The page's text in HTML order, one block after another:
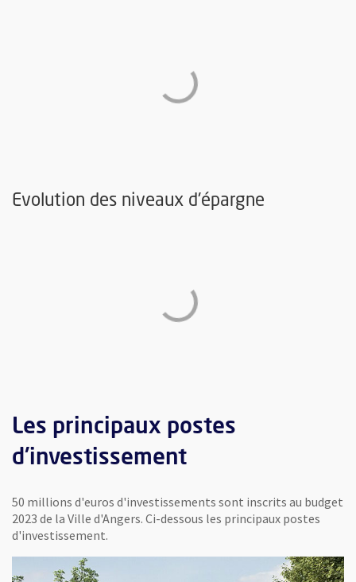
Evolution des niveaux d'épargne
Les principaux postes
d'investissement
50 millions d'euros d'investissements sont inscrits au budget
2023 de la Ville d'Angers. Ci-dessous les principaux postes
d'investissement.